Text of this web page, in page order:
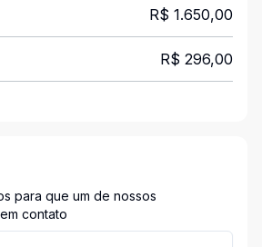
R$ 1.650,00
R$ 296,00
para que um de nossos
contato